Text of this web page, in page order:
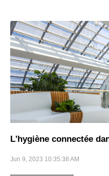
L'hygiène connectée
Jun 9, 2023 10:35:38 AM